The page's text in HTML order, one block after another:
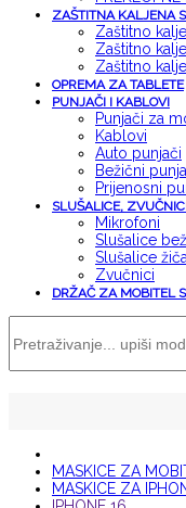
ZAŠTITNA KALJENA
Zaštitno
Zaštitno
Zaštitno
OPREMA ZA TABLETE
PUNJAČI I KABLOVI
Punjači za
Kablovi
Auto punjači
Bežični
Prijenosni
SLUŠALICE,
Mikrofoni
Slušalice
Slušalice
Zvučnici
DRŽAČ ZA MOBITEL
MASKICE ZA
MASKICE ZA